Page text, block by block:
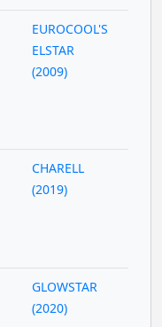
EUROCOOL'S
ELSTAR
(2009)
CHARELL
(2019)
GLOWSTAR
(2020)